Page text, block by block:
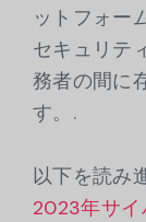
ットフォー
セキュリテ
務者の間に
す。.
以下を読み
2023年サイ